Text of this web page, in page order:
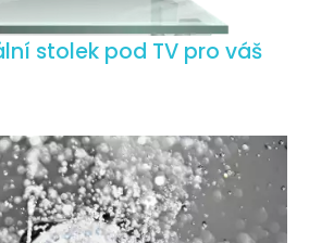
stolek pod TV pro váš